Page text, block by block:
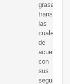
grasas
trans,
las
cuales,
de
acuerdo
con
sus